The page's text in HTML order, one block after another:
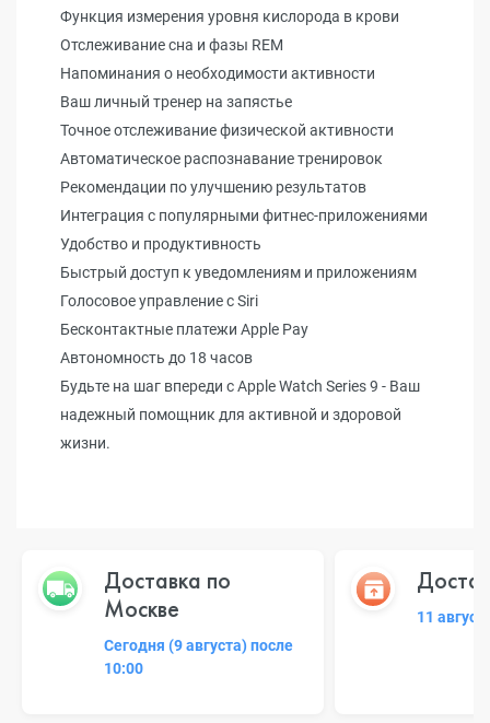
Функция измерения уровня кислорода в крови
Отслеживание сна и фазы REM
Напоминания о необходимости активности
Ваш личный тренер на запястье
Точное отслеживание физической активности
Автоматическое распознавание тренировок
Рекомендации по улучшению результатов
Интеграция с популярными фитнес-приложениями
Удобство и продуктивность
Быстрый доступ к уведомлениям и приложениям
Голосовое управление с Siri
Бесконтактные платежи Apple Pay
Автономность до 18 часов
Будьте на шаг впереди с Apple Watch Series 9 - Ваш
надежный помощник для активной и здоровой
жизни.
Доставка по
Москве
Сегодня (9 августа) после
10:00
11